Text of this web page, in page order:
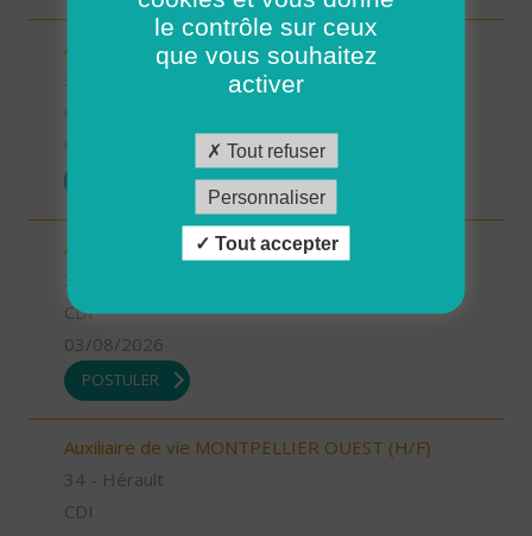
Aide à domicile MIMOSAS (H/F)
Auxiliaire de vie MIMOSAS (H/F)
CDI
03/08/2026
POSTULER
Auxiliaire de vie MONTPELLIER OUEST (H/F)
34 - Hérault
CDI
le contrôle sur ceux
que vous souhaitez
activer
Tout refuser
Personnaliser
Tout accepter